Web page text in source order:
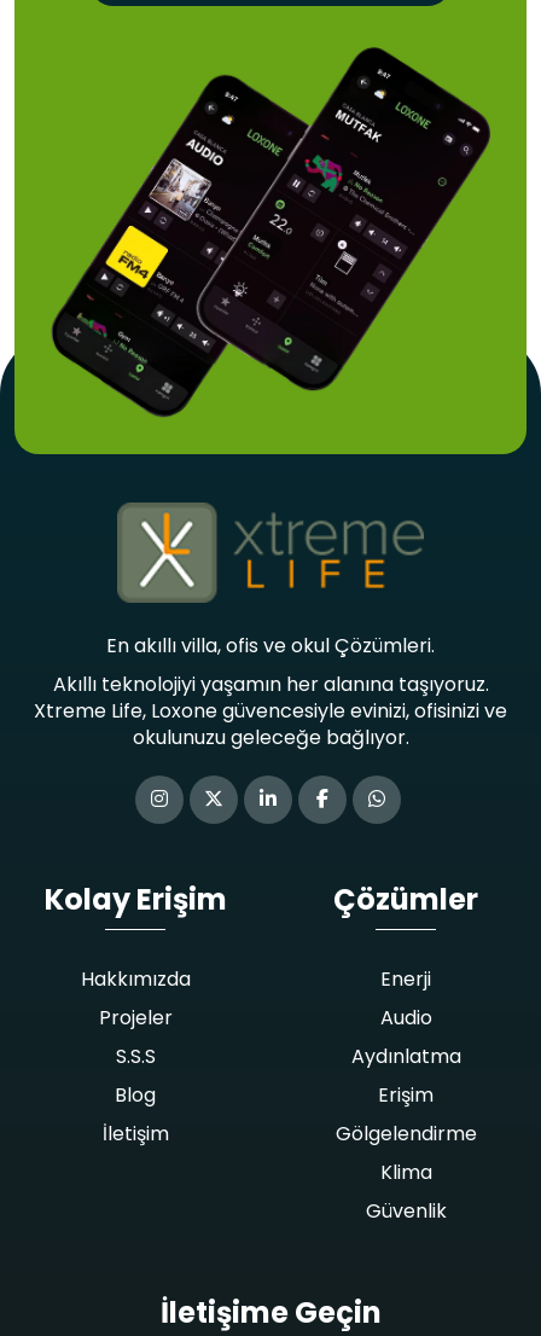
En akıllı villa, ofis ve okul Çözümleri.
Akıllı teknolojiyi yaşamın her alanına taşıyoruz.
Xtreme Life, Loxone güvencesiyle evinizi, ofisinizi ve
okulunuzu geleceğe bağlıyor.
Kolay Erişim
Hakkımızda
Projeler
S.S.S
Blog
İletişim
Çözümler
Enerji
Audio
Aydınlatma
Erişim
Gölgelendirme
Klima
Güvenlik
İletişime Geçin